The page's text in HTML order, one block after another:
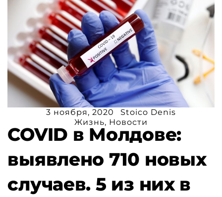
3 ноября, 2020
Stoico Denis
Жизнь, Новости
COVID в Молдове:
выявлено 710 новых
случаев. 5 из них в